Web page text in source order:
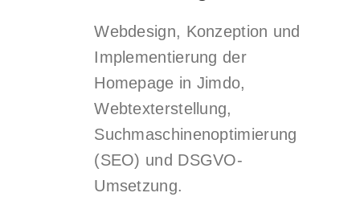
Webdesign, Konzeption und
Implementierung der
Homepage in Jimdo,
Webtexterstellung,
Suchmaschinenoptimierung
(SEO) und DSGVO-
Umsetzung.